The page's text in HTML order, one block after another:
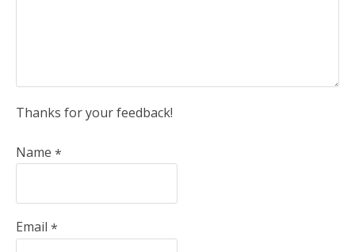
Thanks for your feedback!
Name *
Email *